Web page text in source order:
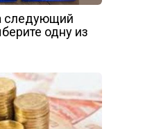
следующий
одну из